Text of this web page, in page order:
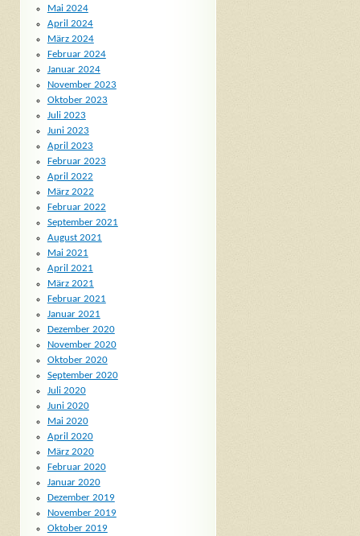
Mai 2024
April 2024
März 2024
Februar 2024
Januar 2024
November 2023
Oktober 2023
Juli 2023
Juni 2023
April 2023
Februar 2023
April 2022
März 2022
Februar 2022
September 2021
August 2021
Mai 2021
April 2021
März 2021
Februar 2021
Januar 2021
Dezember 2020
November 2020
Oktober 2020
September 2020
Juli 2020
Juni 2020
Mai 2020
April 2020
März 2020
Februar 2020
Januar 2020
Dezember 2019
November 2019
Oktober 2019